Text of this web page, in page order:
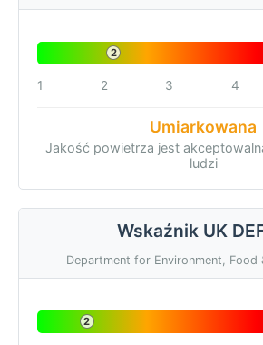
2
1 2 3 4
Umiarkowana
Jakość powietrza jest
ludzi
Wskaźnik UK
Department for Environment, Food
2